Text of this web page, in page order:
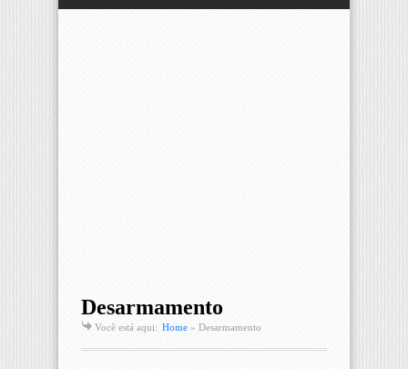
Desarmamento
Você está aqui: Home » Desarmamento